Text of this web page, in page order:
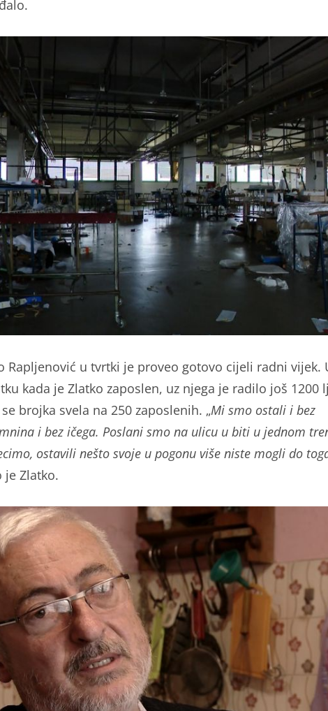
Rapljenović u tvrtki je proveo gotovo cijeli radni vijek.
kada je Zlatko zaposlen, uz njega je radilo još 1200
brojka svela na 250 zaposlenih. „Mi smo ostali i bez
i bez ičega. Poslani smo na ulicu u biti u jednom
ostavili nešto svoje u pogonu više niste mogli do
je Zlatko.